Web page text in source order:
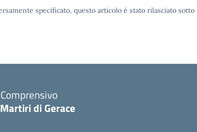
specificato, questo articolo è stato rilasciato
di Gerace